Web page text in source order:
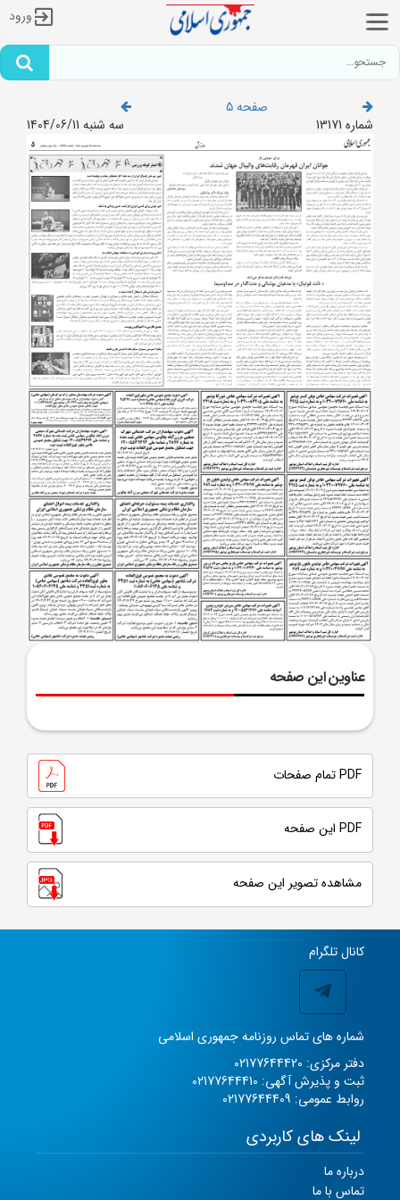
ورود
صفحه 5
شماره 13171
سه شنبه 1404/06/11
عناوین این صفحه
PDF تمام صفحات
PDF این صفحه
مشاهده تصویر این صفحه
کانال تلگرام
شماره های تماس روزنامه جمهوری اسلامی
دفتر مرکزی: 02177644420
ثبت و پذیرش آگهی: 02177644410
روابط عمومی: 02177644409
لینک های کاربردی
درباره ما
تماس با ما